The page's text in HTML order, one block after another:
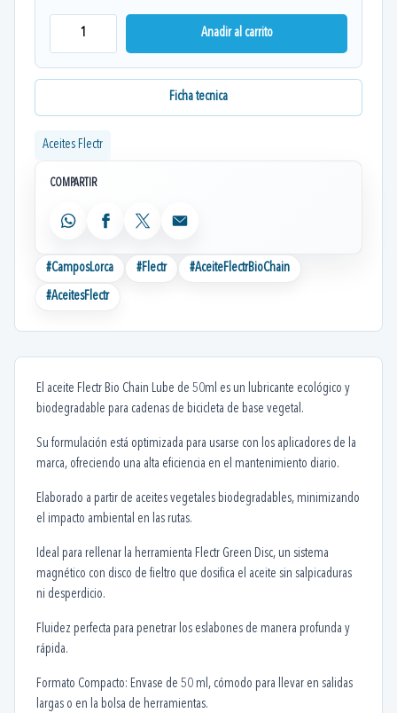
Anadir al carrito
Ficha tecnica
Aceites Flectr
COMPARTIR
WhatsAppFacebook
X Email
#CamposLorca #Flectr #AceiteFlectrBioChain
#AceitesFlectr
El aceite Flectr Bio Chain Lube de 50ml es un lubricante ecológico y
biodegradable para cadenas de bicicleta de base vegetal.
Su formulación está optimizada para usarse con los aplicadores de la
marca, ofreciendo una alta eficiencia en el mantenimiento diario.
Elaborado a partir de aceites vegetales biodegradables, minimizando
el impacto ambiental en las rutas.
Ideal para rellenar la herramienta Flectr Green Disc, un sistema
magnético con disco de fieltro que dosifica el aceite sin salpicaduras
ni desperdicio.
Fluidez perfecta para penetrar los eslabones de manera profunda y
rápida.
Formato Compacto: Envase de 50 ml, cómodo para llevar en salidas
largas o en la bolsa de herramientas.